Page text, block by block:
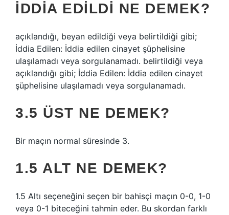
İDDIA EDILDI NE DEMEK?
açıklandığı, beyan edildiği veya belirtildiği gibi;
İddia Edilen: İddia edilen cinayet şüphelisine
ulaşılamadı veya sorgulanamadı. belirtildiği veya
açıklandığı gibi; İddia Edilen: İddia edilen cinayet
şüphelisine ulaşılamadı veya sorgulanamadı.
3.5 ÜST NE DEMEK?
Bir maçın normal süresinde 3.
1.5 ALT NE DEMEK?
1.5 Altı seçeneğini seçen bir bahisçi maçın 0-0, 1-0
veya 0-1 biteceğini tahmin eder. Bu skordan farklı